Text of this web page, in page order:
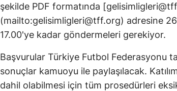
şekilde PDF formatında [
(mailto:gelisimligleri@tff.org) adresine
17.00'ye kadar göndermeleri gerekiyor.
Başvurular Türkiye Futbol Federasyonu
sonuçlar kamuoyu ile paylaşılacak.
dahil olabilmesi için tüm prosedürleri